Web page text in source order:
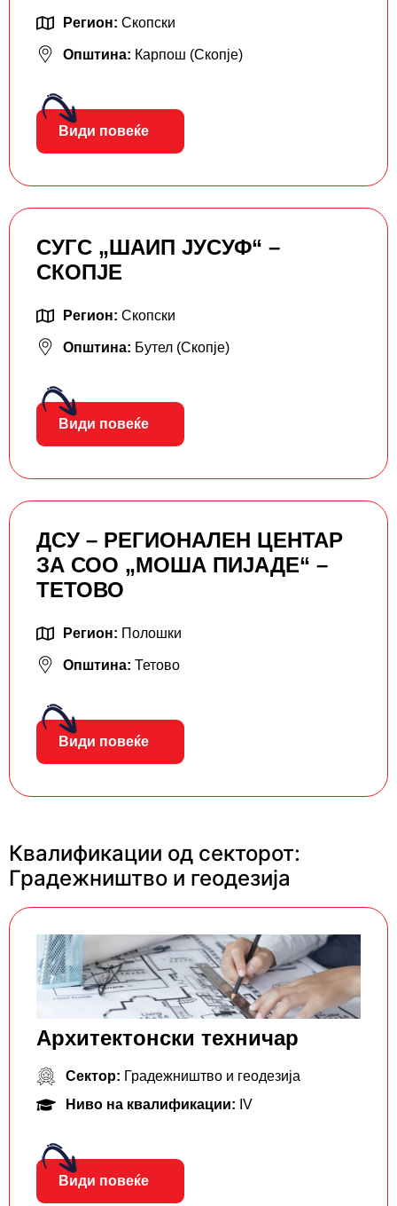
Регион: Скопски
Општина: Карпош (Скопје)
Види повеќе
СУГС „ШАИП ЈУСУФ“ –
СКОПЈЕ
Регион: Скопски
Општина: Бутел (Скопје)
Види повеќе
ДСУ – РЕГИОНАЛЕН ЦЕНТАР
ЗА СОО „МОША ПИЈАДЕ“ –
ТЕТОВО
Регион: Полошки
Општина: Тетово
Види повеќе
Квалификации од секторот:
Градежништво и геодезија
Архитектонски техничар
Сектор: Градежништво и геодезија
Ниво на квалификации: IV
Види повеќе